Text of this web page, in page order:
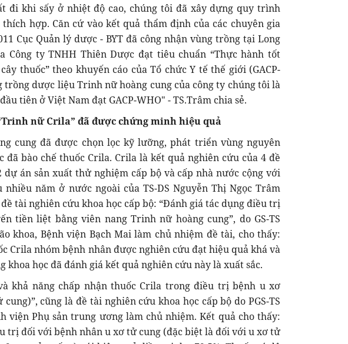
đi khi sấy ở nhiệt độ cao, chúng tôi đã xây dựng quy trình
hợp. Căn cứ vào kết quả thẩm định của các chuyên gia
Cục Quản lý dược - BYT đã công nhận vùng trồng tại Long
Công ty TNHH Thiên Dược đạt tiêu chuẩn “Thực hành tốt
thuốc” theo khuyến cáo của Tổ chức Y tế thế giới (GACP-
trồng dược liệu Trinh nữ hoàng cung của công ty chúng tôi là
tiên ở Việt Nam đạt GACP-WHO" - TS.Trâm chia sẻ.
nữ Crila” đã được chứng minh hiệu quả
cung đã được chọn lọc kỹ lưỡng, phát triển vùng nguyên
đã bào chế thuốc Crila. Crila là kết quả nghiên cứu của 4 đề
dự án sản xuất thử nghiệm cấp bộ và cấp nhà nước cộng với
năm ở nước ngoài của TS-DS Nguyễn Thị Ngọc Trâm
đề tài nghiên cứu khoa học cấp bộ: “Đánh giá tác dụng điều trị
tiền liệt bằng viên nang Trinh nữ hoàng cung”, do GS-TS
khoa, Bệnh viện Bạch Mai làm chủ nhiệm đề tài, cho thấy:
Crila nhóm bệnh nhân được nghiên cứu đạt hiệu quả khá và
khoa học đã đánh giá kết quả nghiên cứu này là xuất sắc.
khả năng chấp nhận thuốc Crila trong điều trị bệnh u xơ
cũng là đề tài nghiên cứu khoa học cấp bộ do PGS-TS
viện Phụ sản trung ương làm chủ nhiệm. Kết quả cho thấy:
trị đối với bệnh nhân u xơ tử cung (đặc biệt là đối với u xơ tử